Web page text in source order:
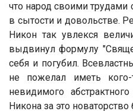
что народ своими трудами
в сытости и довольстве.
Никон так увлекся
выдвинул формулу
себя и погубил.
не пожелал иметь
невидимого
Никона за это